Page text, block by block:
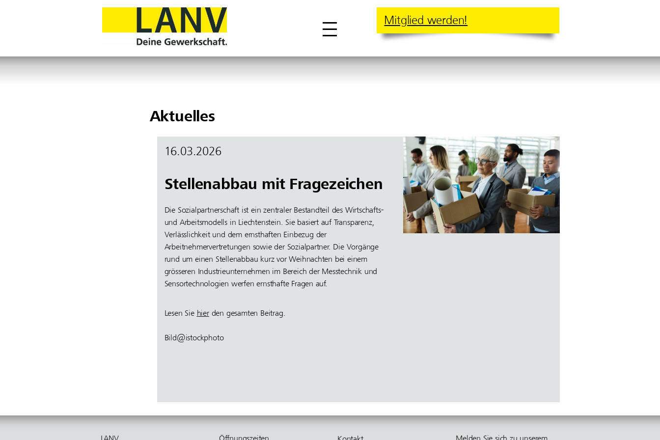
Mitglied werden!
Aktuelles
16.03.2026
Stellenabbau mit Fragezeichen
Die Sozialpartnerschaft ist ein zentraler Bestandteil des Wirtschafts-
und Arbeitsmodells in Liechtenstein. Sie basiert auf Transparenz,
Verlässlichkeit und dem ernsthaften Einbezug der
Arbeitnehmervertretungen sowie der Sozialpartner. Die Vorgänge
rund um einen Stellenabbau kurz vor Weihnachten bei einem
grösseren Industrieunternehmen im Bereich der Messtechnik und
Sensortechnologien werfen ernsthafte Fragen auf.
Lesen Sie hierden gesamten Beitrag.
Bild@istockphoto